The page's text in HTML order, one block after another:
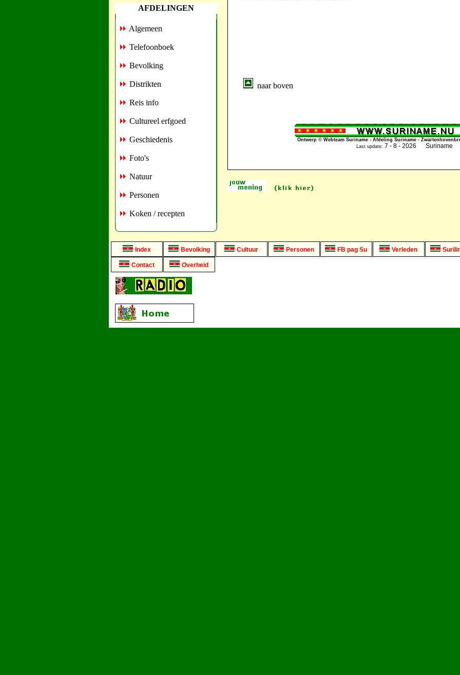
AFDELINGEN
Algemeen
Telefoonboek
Bevolking
Distrikten
Reis info
Cultureel erfgoed
Geschiedenis
Foto's
Natuur
Personen
Koken / recepten
naar boven
Ontwerp © Webteam Suriname - Afdeling Suriname -
Last update: 7 - 8 - 2026 Suriname
Index Bevolking Cultuur Personen FB pag Su Verleden
Contact Overheid